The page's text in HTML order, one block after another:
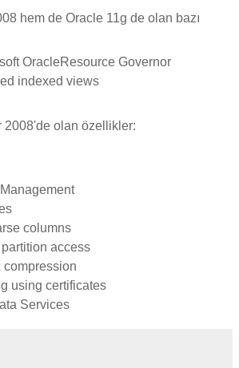
hem de Oracle 11g de olan bazı
OracleResource Governor
indexed views
2008'de olan özellikler:
columns
access
using certificates
Services